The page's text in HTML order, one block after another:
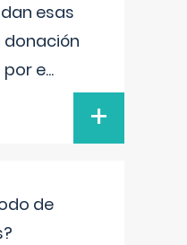
esas
donación
por e...
+
de